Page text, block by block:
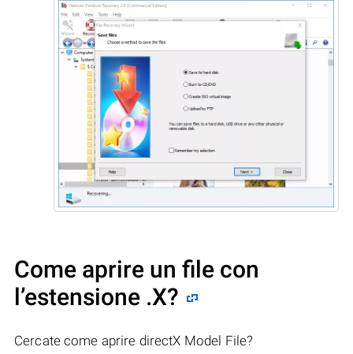
Come aprire un file con
l’estensione .X?
Cercate come aprire directX Model File?